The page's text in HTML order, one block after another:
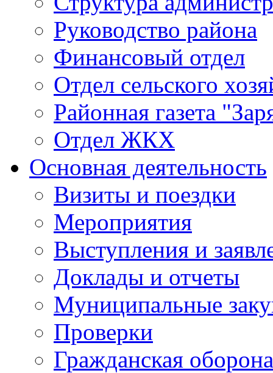
Руководство района
Финансовый отдел
Отдел сельского
Районная газета
Отдел ЖКХ
Основная деятельность
Визиты и поездки
Мероприятия
Выступления и
Доклады и отчеты
Муниципальные
Проверки
Гражданская